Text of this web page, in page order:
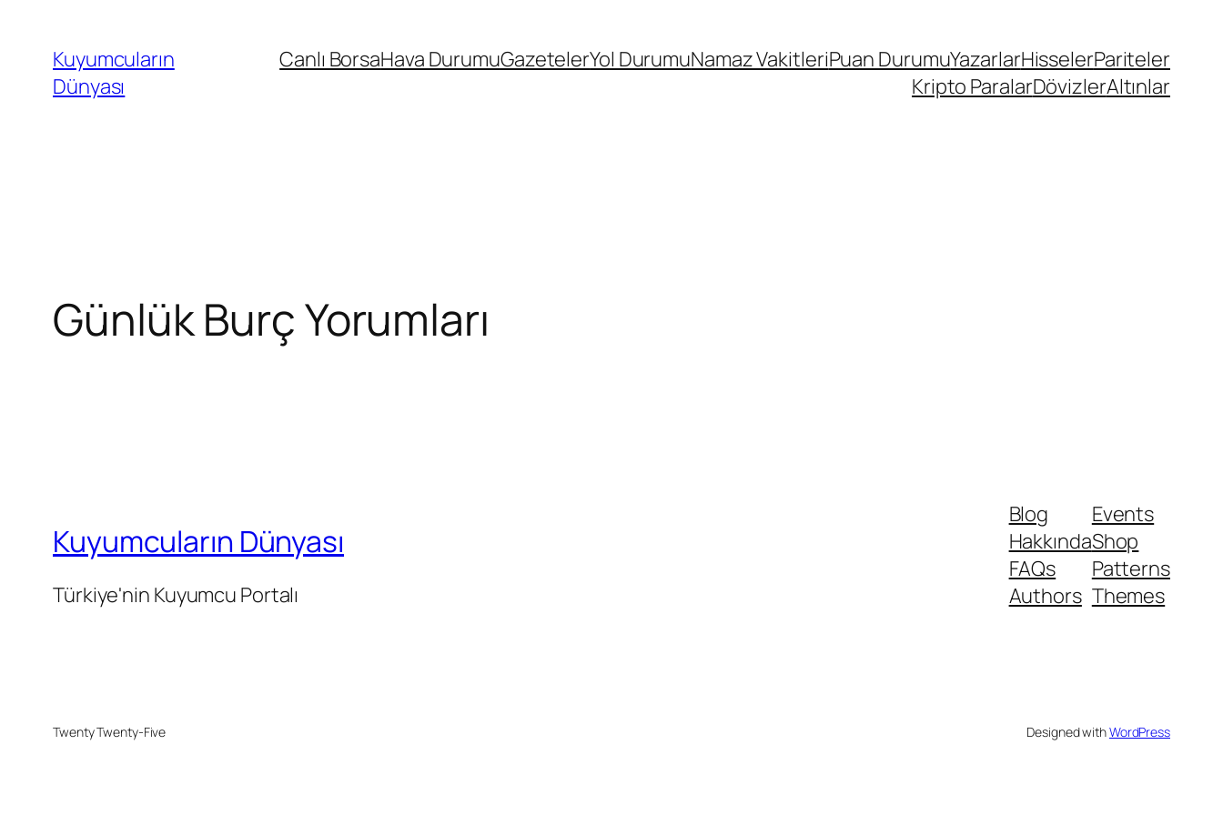
Kuyumcuların
Dünyası
Canlı BorsaHava DurumuGazetelerYol DurumuNamaz VakitleriPuan DurumuYazarlarHisselerPariteler
Kripto ParalarDövizlerAltınlar
Günlük Burç Yorumları
Kuyumcuların Dünyası
Türkiye'nin Kuyumcu Portalı
Blog
Hakkında
FAQs
Authors
Events
Shop
Patterns
Themes
Twenty Twenty-Five Designed withWordPress